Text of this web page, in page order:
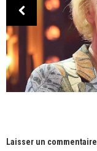
Laisser un commentaire